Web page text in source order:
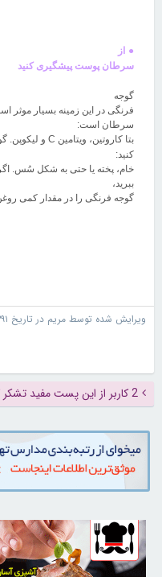
● از
سرطان پوست پیشگیری کنید
گوجه
فرنگی در این زمینه بسیار
سرطان است:
بتا کاروتین، ویتامین
و لیکوپن.
کنید:
خام، پخته یا حتی به شکل سُس. اگر
ببرید،
گوجه فرنگی را در مقدار کمی
ویرایش شده توسط مریم در تاریخ ۲۳/۸/۱۳۹۱ ۱۶:۲۶
2 کاربر از این پست مفید تشکر کرده اند (نمایش سپاس ها)